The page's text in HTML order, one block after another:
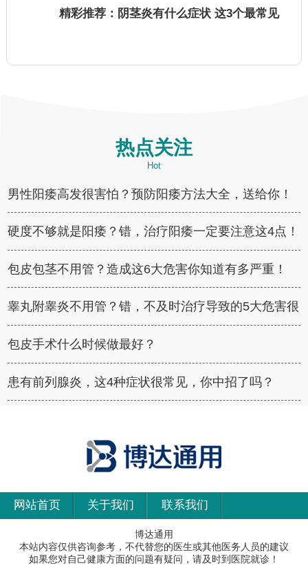
精彩推荐： 阴茎炎有什么症状 这3个最常见
热点关注
Hot
男性阳痿高发很害怕？预防阳痿方法大全，送给你！
硬度不够就是阳痿？错，治疗阳痿一定要注意这4点！
包皮包茎不用管？造成这6大危害你知道有多严重！
睾丸附睾炎不用管？错，不及时治疗导致的5大危害很
可怕！
包皮手术什么时候做最好？
患有前列腺炎，这4种症状很常见，你中招了吗？
网站首页 关于我们 联系我们
博达通用
本站内容仅供咨询参考，不代替您的医生或其他医务人员的建议
如果您对自己健康方面的问题有疑问，请及时到医院就诊！